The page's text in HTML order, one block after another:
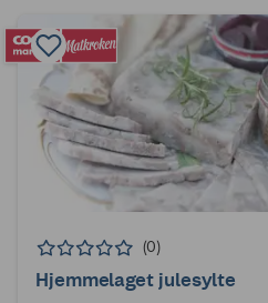
(0)
Hjemmelaget julesylte